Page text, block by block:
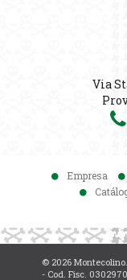
Via
Empresa
© 2026
- Cod. Fisc.